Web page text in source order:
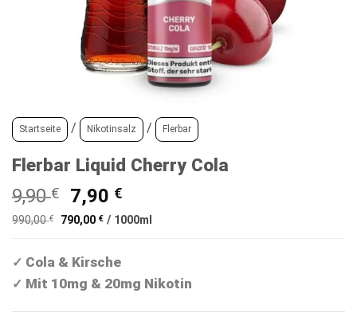
Startseite / Nikotinsalz / Flerbar
Flerbar Liquid Cherry Cola
9,90€
Ursprünglicher
Preis
war:
9,90 €
7,90 €Aktueller
Preis
990,00€ 790,00€ / 1000ml
✓ Cola & Kirsche
✓ Mit 10mg & 20mg Nikotin